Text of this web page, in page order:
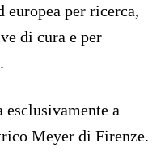
europea per ricerca,
di cura e per
esclusivamente a
Meyer di Firenze.